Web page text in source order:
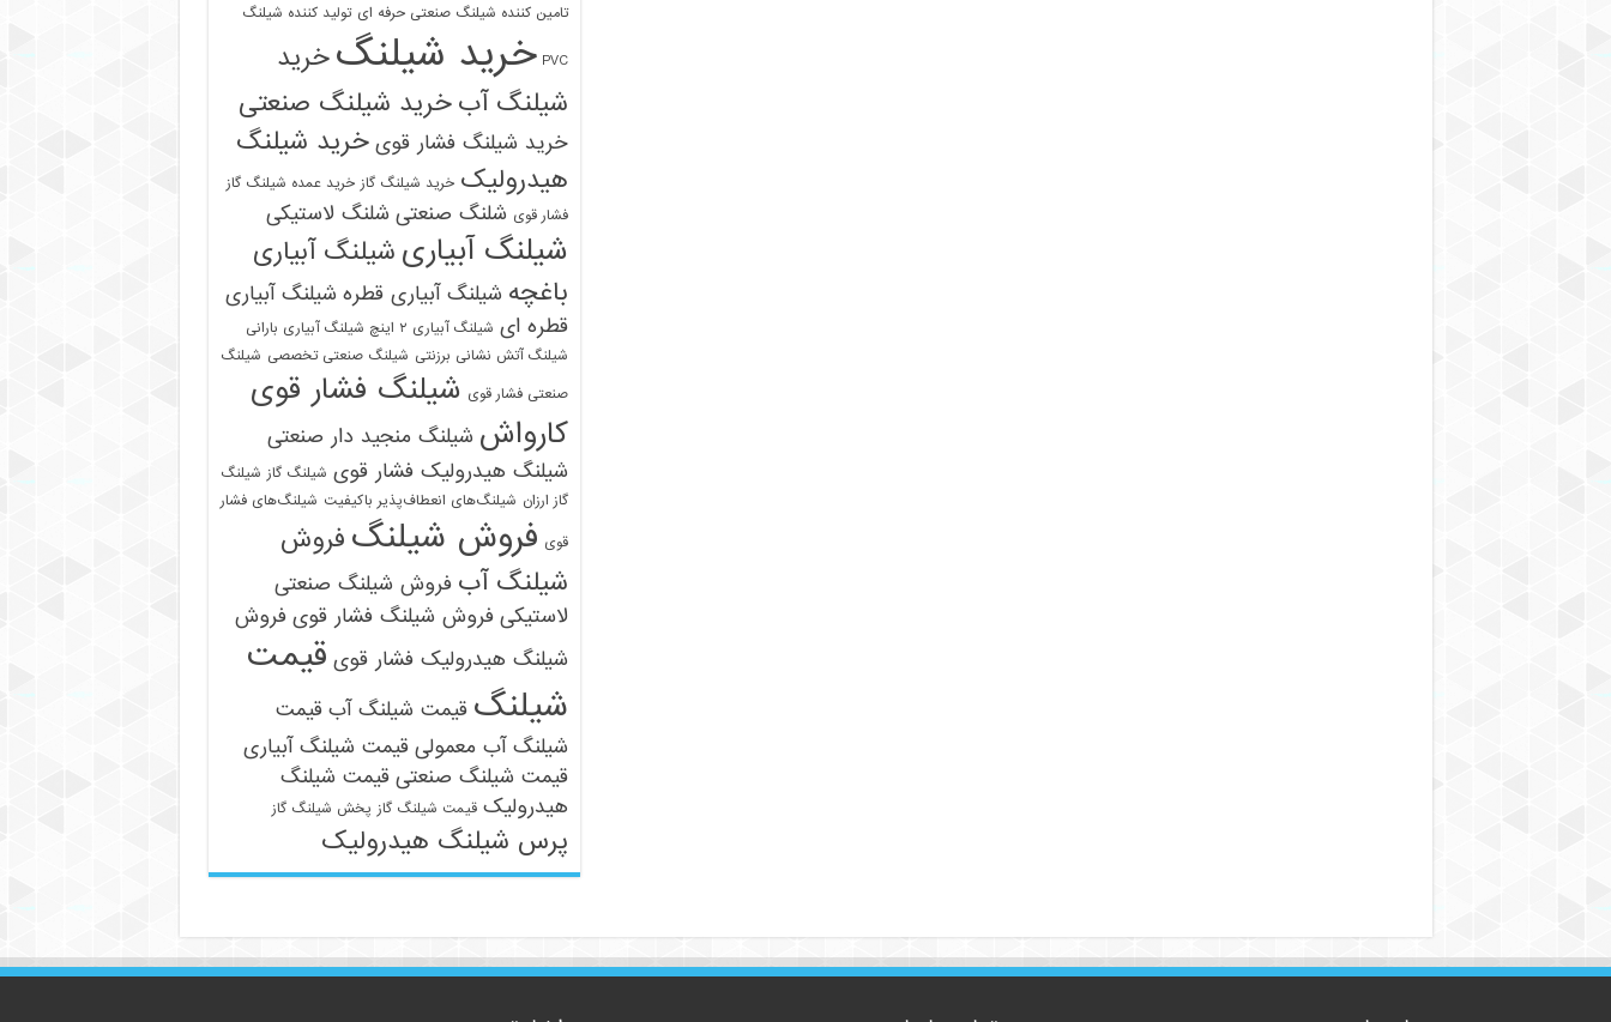
تامین کننده شیلنگ صنعتی حرفه ای تولید کننده شیلنگ
PVC خرید شیلنگ خرید
شیلنگ آب خرید شیلنگ صنعتی
خرید شیلنگ فشار قوی خرید شیلنگ
هیدرولیک خرید شیلنگ گاز خرید عمده شیلنگ گاز
فشار قوی شلنگ صنعتی شلنگ لاستیکی
شیلنگ آبیاری شیلنگ آبیاری
باغچه شیلنگ آبیاری قطره شیلنگ آبیاری
قطره ای شیلنگ آبیاری ۲ اینچ شیلنگ آبیاری بارانی
شیلنگ آتش نشانی برزنتی شیلنگ صنعتی تخصصی شیلنگ
صنعتی فشار قوی شیلنگ فشار قوی
کارواش شیلنگ منجید دار صنعتی
شیلنگ هیدرولیک فشار قوی شیلنگ گاز شیلنگ
گاز ارزان شیلنگ‌های انعطاف‌پذیر باکیفیت شیلنگ‌های فشار
قوی فروش شیلنگ فروش
شیلنگ آب فروش شیلنگ صنعتی
لاستیکی فروش شیلنگ فشار قوی فروش
شیلنگ هیدرولیک فشار قوی قیمت
شیلنگ قیمت شیلنگ آب قیمت
شیلنگ آب معمولی قیمت شیلنگ آبیاری
قیمت شیلنگ صنعتی قیمت شیلنگ
هیدرولیک قیمت شیلنگ گاز پخش شیلنگ گاز
پرس شیلنگ هیدرولیک